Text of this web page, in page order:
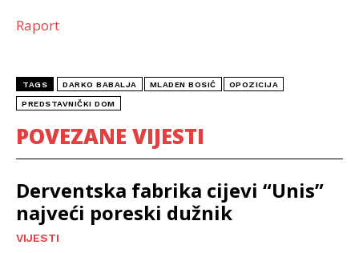
Raport
TAGS DARKO BABALJA MLADEN BOSIĆ OPOZICIJA
PREDSTAVNIČKI DOM
POVEZANE VIJESTI
Derventska fabrika cijevi “Unis”
najveći poreski dužnik
VIJESTI